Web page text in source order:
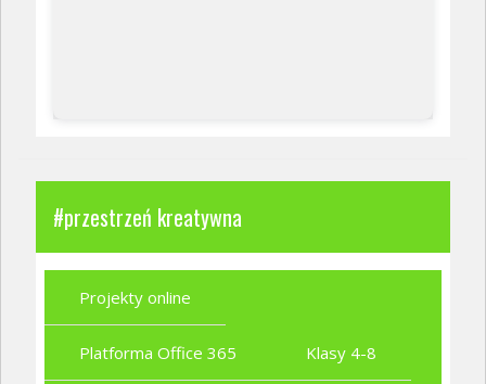
#przestrzeń kreatywna
Projekty online
Platforma Office 365 Klasy 4-8